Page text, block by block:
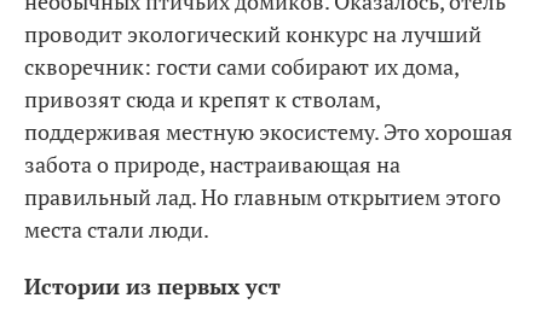
проводит экологический конкурс на лучший
скворечник: гости сами собирают их дома,
привозят сюда и крепят к стволам,
поддерживая местную экосистему. Это хорошая
забота о природе, настраивающая на
правильный лад. Но главным открытием этого
места стали люди.
Истории из первых уст